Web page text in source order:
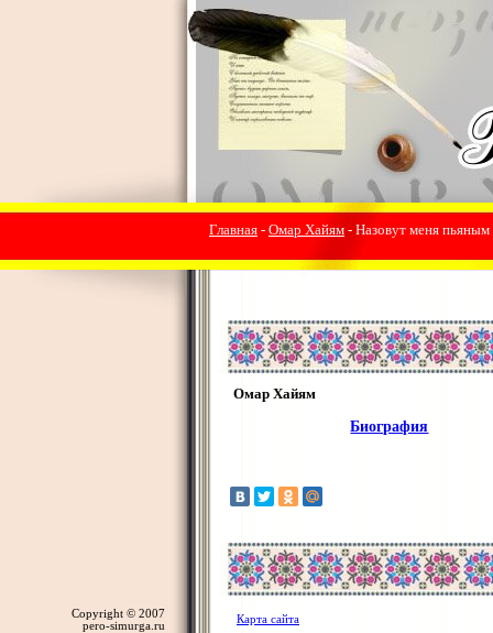
Главная - Омар Хайям - Назовут меня пьяным
Омар Хайям
Биография
Copyright © 2007
pero-simurga.ru
Карта сайта